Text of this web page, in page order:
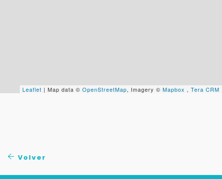
Leaflet | Map data © OpenStreetMap, Imagery © Mapbox , Tera CRM
Volver